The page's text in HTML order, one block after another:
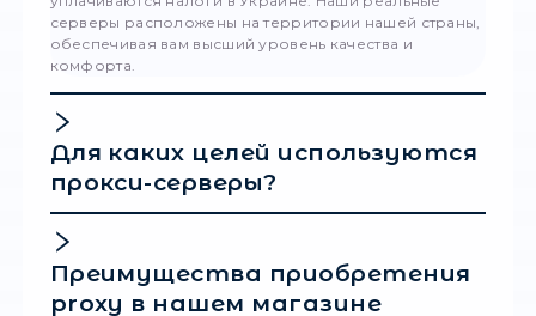
Прокси и сможете осуществить ручной
После сохранения настроек прокси будет
активен.
Подведём итоги
Использование прокси на различных
или же настройка непосредственно для
позволят пользователям открыть
новых возможностей. За счёт этого можно